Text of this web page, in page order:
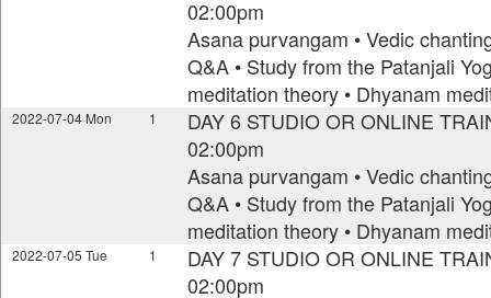
02:00pm
Asana purvangam • Vedic
Q&A • Study from the Patanjali
meditation theory • Dhyanam
2022-07-04 Mon 1
DAY 6 STUDIO OR ONLINE
02:00pm
Asana purvangam • Vedic
Q&A • Study from the Patanjali
meditation theory • Dhyanam
2022-07-05 Tue 1
DAY 7 STUDIO OR ONLINE
02:00pm